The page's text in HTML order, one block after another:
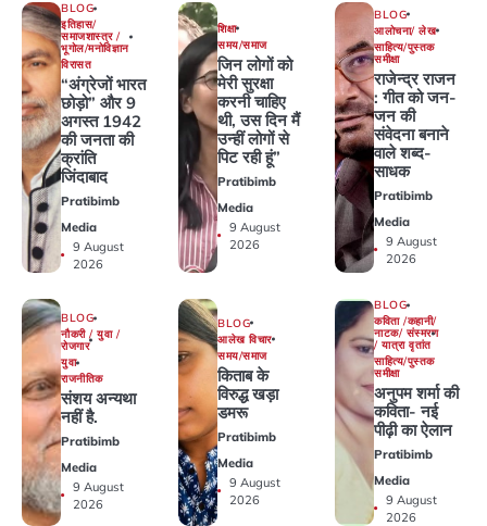
BLOG
इतिहास/
समाजशास्त्र /
भूगोल/मनोविज्ञान
विरासत
“अंग्रेजों भारत
छोड़ो” और 9
अगस्त 1942
की जनता की
क्रांति
जिंदाबाद
Pratibimb
Media
9 August
2026
शिक्षा
समय/समाज
जिन लोगों को
मेरी सुरक्षा
करनी चाहिए
थी, उस दिन मैं
उन्हीं लोगों से
पिट रही हूं”
Pratibimb
Media
9 August
2026
BLOG
आलोचना/ लेख
साहित्य/पुस्तक
समीक्षा
राजेन्द्र राजन
: गीत को जन-
जन की
संवेदना बनाने
वाले शब्द-
साधक
Pratibimb
Media
9 August
2026
BLOG
नौकरी / युवा /
रोजगार
युवा
राजनीतिक
संशय अन्यथा
नहीं है.
Pratibimb
Media
9 August
2026
BLOG
आलेख विचार
समय/समाज
किताब के
विरुद्ध खड़ा
डमरू
Pratibimb
Media
9 August
2026
BLOG
कविता /कहानी/
नाटक/ संस्मरण
/ यात्रा वृतांत
साहित्य/पुस्तक
समीक्षा
अनुपम शर्मा की
कविता- नई
पीढ़ी का ऐलान
Pratibimb
Media
9 August
2026